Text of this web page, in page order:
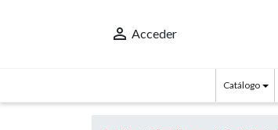
 Acceder
Catálogo